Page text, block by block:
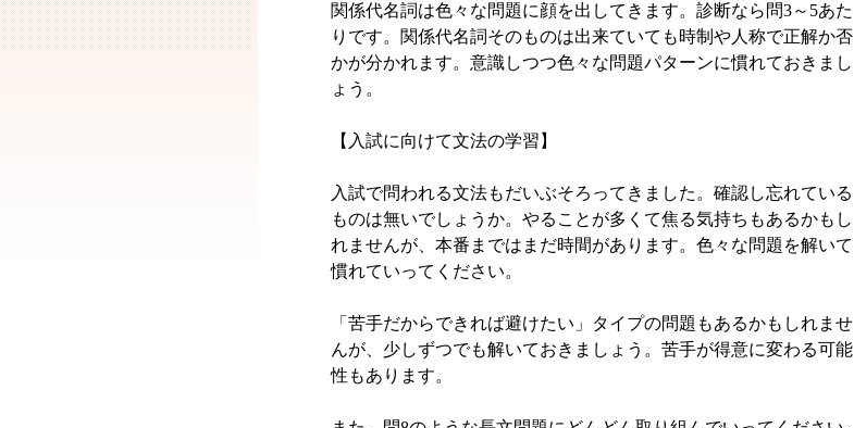
関係代名詞は色々な問題に顔を出してきます。診断なら問3～5あた
りです。関係代名詞そのものは出来ていても時制や人称で正解か否
かが分かれます。意識しつつ色々な問題パターンに慣れておきまし
ょう。
【入試に向けて文法の学習】
入試で問われる文法もだいぶそろってきました。確認し忘れている
ものは無いでしょうか。やることが多くて焦る気持ちもあるかもし
れませんが、本番まではまだ時間があります。色々な問題を解いて
慣れていってください。
「苦手だからできれば避けたい」タイプの問題もあるかもしれませ
んが、少しずつでも解いておきましょう。苦手が得意に変わる可能
性もあります。